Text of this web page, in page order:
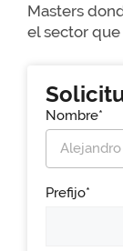
Masters
el sector
Nombre*
Prefijo*